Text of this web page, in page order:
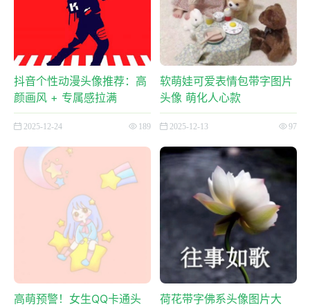
抖音个性动漫头像推荐：高
颜画风 + 专属感拉满
2025-12-24 189
软萌娃可爱表情包带字图片
头像 萌化人心款
2025-12-13 97
高萌预警！女生QQ卡通头
荷花带字佛系头像图片大